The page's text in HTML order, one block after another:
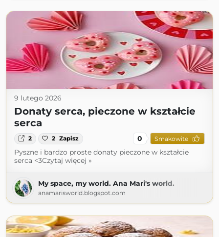
9 lutego 2026
Donaty serca, pieczone w kształcie
serca
2 2 Zapisz 0 Smakowite
Pyszne i bardzo proste donaty pieczone w kształcie
serca <3Czytaj więcej »
My space, my world. Ana Mari's world.
anamarisworld.blogspot.com